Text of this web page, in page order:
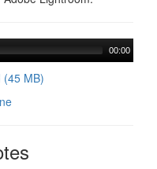
00:00
(45 MB)